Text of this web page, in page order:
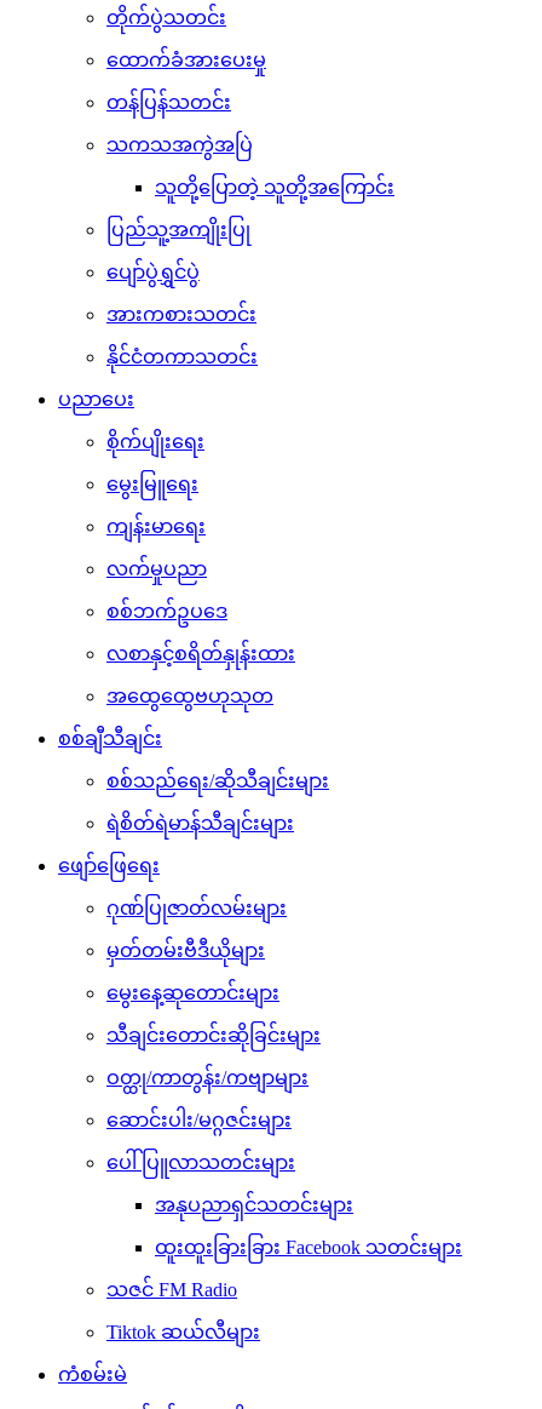
တိုက်ပွဲသတင်း
ထောက်ခံအားပေးမှု
တန်ပြန်သတင်း
သကသအကွဲအပြဲ
သူတို့ပြောတဲ့ သူတို့အကြောင်း
ပြည်သူ့အကျိုးပြု
ပျော်ပွဲရွှင်ပွဲ
အားကစားသတင်း
နိုင်ငံတကာသတင်း
ပညာပေး
စိုက်ပျိုးရေး
မွေးမြူရေး
ကျန်းမာရေး
လက်မှုပညာ
စစ်ဘက်ဥပဒေ
လစာနှင့်စရိတ်နှုန်းထား
အထွေထွေဗဟုသုတ
စစ်ချီသီချင်း
စစ်သည်ရေး/ဆိုသီချင်းများ
ရဲစိတ်ရဲမာန်သီချင်းများ
ဖျော်ဖြေရေး
ဂုဏ်ပြုဇာတ်လမ်းများ
မှတ်တမ်းဗီဒီယိုများ
မွေးနေ့ဆုတောင်းများ
သီချင်းတောင်းဆိုခြင်းများ
ဝတ္ထု/ကာတွန်း/ကဗျာများ
ဆောင်းပါး/မဂ္ဂဇင်းများ
ပေါ်ပြူလာသတင်းများ
အနုပညာရှင်သတင်းများ
ထူးထူးခြားခြား Facebook သတင်းများ
သဇင် FM Radio
Tiktok ဆယ်လီများ
ကံစမ်းမဲ